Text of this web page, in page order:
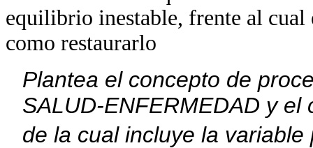
equilibrio inestable, frente al cual
como restaurarlo
Plantea el concepto de
SALUD-ENFERMEDAD y
de la cual incluye la